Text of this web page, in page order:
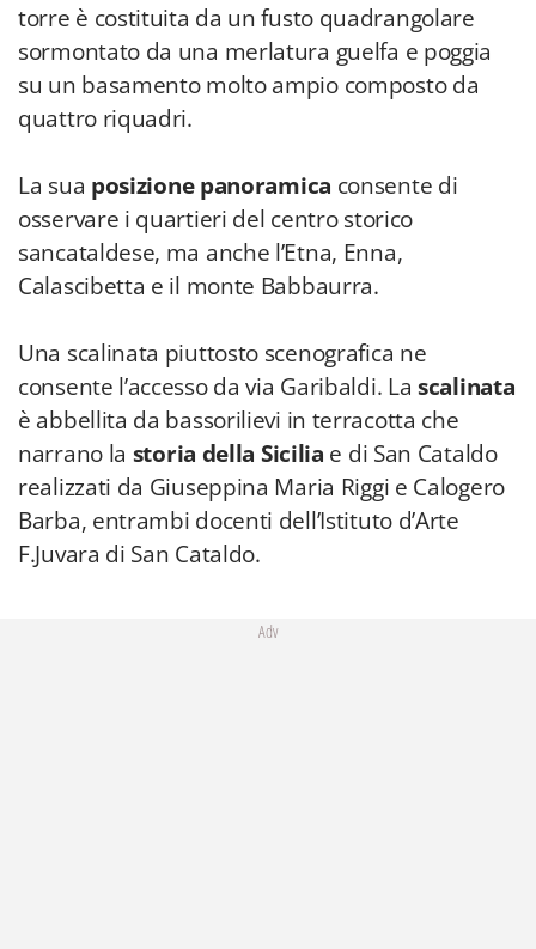
torre è costituita da un fusto quadrangolare
sormontato da una merlatura guelfa e poggia
su un basamento molto ampio composto da
quattro riquadri.
La sua posizione panoramica consente di
osservare i quartieri del centro storico
sancataldese, ma anche l’Etna, Enna,
Calascibetta e il monte Babbaurra.
Una scalinata piuttosto scenografica ne
consente l’accesso da via Garibaldi. Lascalinata
è abbellita da bassorilievi in terracotta che
narrano la storia della Sicilia e di San Cataldo
realizzati da Giuseppina Maria Riggi e Calogero
Barba, entrambi docenti dell’Istituto d’Arte
F.Juvara di San Cataldo.
Adv